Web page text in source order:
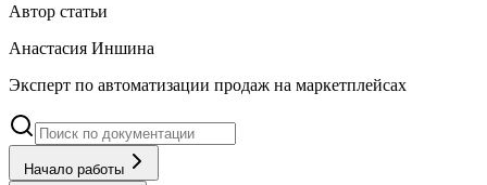
Автор статьи
Анастасия Иншина
Эксперт по автоматизации продаж на маркетплейсах
Начало работы